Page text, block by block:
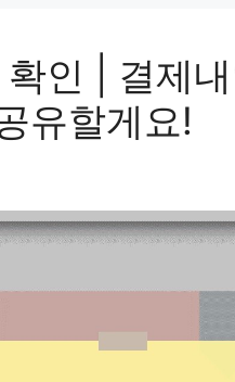
인 | 결제
유할게요!